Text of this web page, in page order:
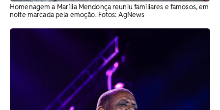
Homenagem a Marília Mendonça reuniu familiares e famosos, em
noite marcada pela emoção. Fotos: AgNews